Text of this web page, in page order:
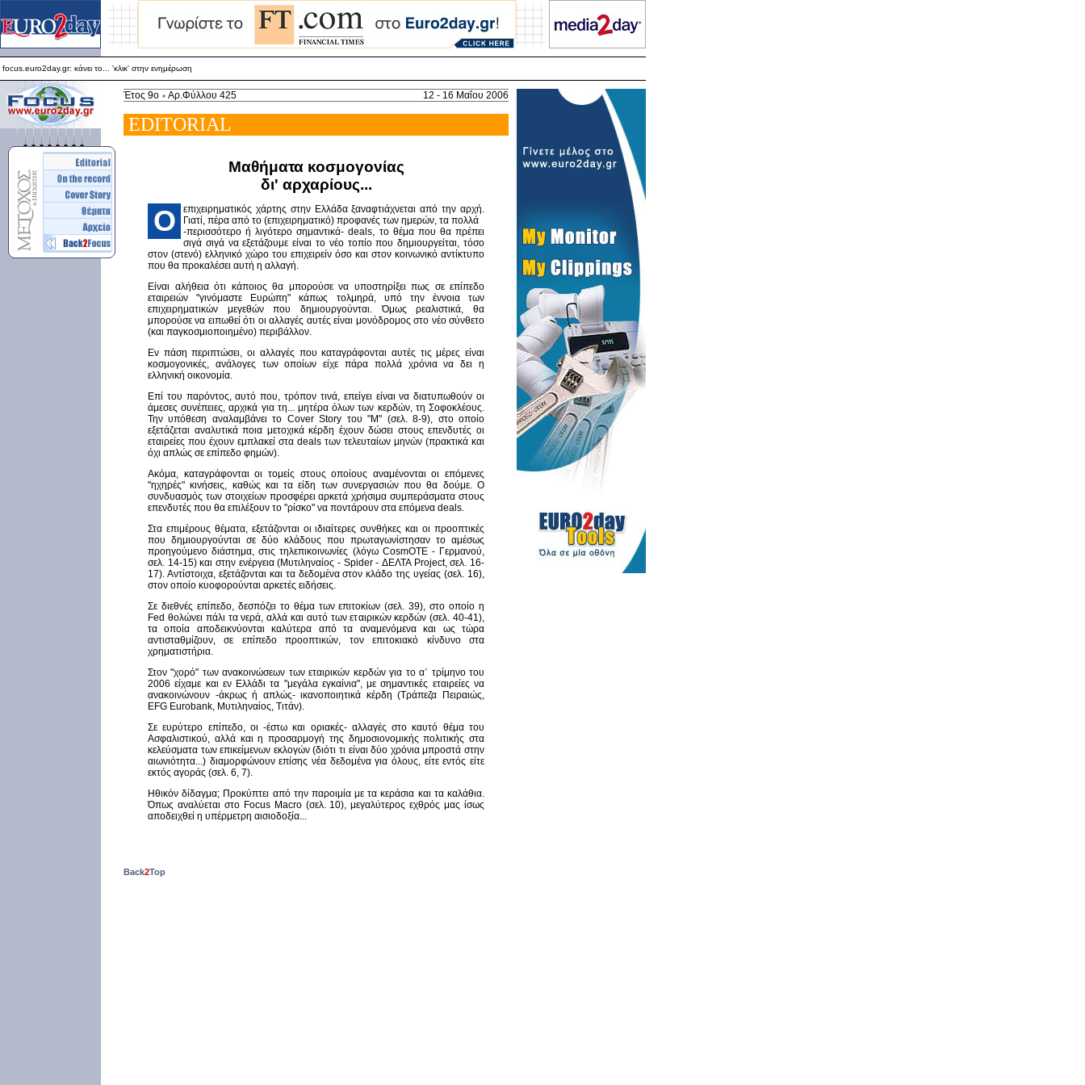
focus.euro2day.gr: κάνει το... 'κλικ' στην ενημέρωση
Για καλύτερη απεικόνιση προτείνεται ο Internet Explorer 5.5+
focus.euro2day.gr: κάνει το... 'κλικ' στην ενημέρωση
Έτος 9ο Αρ.Φύλλου 425 12 - 16 Μαΐου 2006
EDITORIAL
Mαθήματα κοσμογονίας
δι' αρχαρίους...
O
επιχειρηματικός χάρτης στην Ελλάδα ξαναφτιάχνεται από την αρχή.
Γιατί, πέρα από το (επιχειρηματικό) προφανές των ημερών, τα πολλά
-περισσότερο ή λιγότερο σημαντικά- deals, το θέμα που θα πρέπει
σιγά σιγά να εξετάζουμε είναι το νέο τοπίο που δημιουργείται, τόσο
στον (στενό) ελληνικό χώρο του επιχειρείν όσο και στον κοινωνικό αντίκτυπο
που θα προκαλέσει αυτή η αλλαγή.
Είναι αλήθεια ότι κάποιος θα μπορούσε να υποστηρίξει πως σε επίπεδο
εταιρειών "γινόμαστε Ευρώπη" κάπως τολμηρά, υπό την έννοια των
επιχειρηματικών μεγεθών που δημιουργούνται. Όμως ρεαλιστικά, θα
μπορούσε να ειπωθεί ότι οι αλλαγές αυτές είναι μονόδρομος στο νέο σύνθετο
(και παγκοσμιοποιημένο) περιβάλλον.
Εν πάση περιπτώσει, οι αλλαγές που καταγράφονται αυτές τις μέρες είναι
κοσμογονικές, ανάλογες των οποίων είχε πάρα πολλά χρόνια να δει η
ελληνική οικονομία.
Επί του παρόντος, αυτό που, τρόπον τινά, επείγει είναι να διατυπωθούν οι
άμεσες συνέπειες, αρχικά για τη... μητέρα όλων των κερδών, τη Σοφοκλέους.
Την υπόθεση αναλαμβάνει το Cover Story του "Μ" (σελ. 8-9), στο οποίο
εξετάζεται αναλυτικά ποια μετοχικά κέρδη έχουν δώσει στους επενδυτές οι
εταιρείες που έχουν εμπλακεί στα deals των τελευταίων μηνών (πρακτικά και
όχι απλώς σε επίπεδο φημών).
Ακόμα, καταγράφονται οι τομείς στους οποίους αναμένονται οι επόμενες
"ηχηρές" κινήσεις, καθώς και τα είδη των συνεργασιών που θα δούμε. Ο
συνδυασμός των στοιχείων προσφέρει αρκετά χρήσιμα συμπεράσματα στους
επενδυτές που θα επιλέξουν το "ρίσκο" να ποντάρουν στα επόμενα deals.
Στα επιμέρους θέματα, εξετάζονται οι ιδιαίτερες συνθήκες και οι προοπτικές
που δημιουργούνται σε δύο κλάδους που πρωταγωνίστησαν το αμέσως
προηγούμενο διάστημα, στις τηλεπικοινωνίες (λόγω CosmOTE - Γερμανού,
σελ. 14-15) και στην ενέργεια (Μυτιληναίος - Spider - ΔΕΛΤΑ Project, σελ. 16-
17). Αντίστοιχα, εξετάζονται και τα δεδομένα στον κλάδο της υγείας (σελ. 16),
στον οποίο κυοφορούνται αρκετές ειδήσεις.
Σε διεθνές επίπεδο, δεσπόζει το θέμα των επιτοκίων (σελ. 39), στο οποίο η
Fed θολώνει πάλι τα νερά, αλλά και αυτό των εταιρικών κερδών (σελ. 40-41),
τα οποία αποδεικνύονται καλύτερα από τα αναμενόμενα και ως τώρα
αντισταθμίζουν, σε επίπεδο προοπτικών, τον επιτοκιακό κίνδυνο στα
χρηματιστήρια.
Στον "χορό" των ανακοινώσεων των εταιρικών κερδών για το α΄ τρίμηνο του
2006 είχαμε και εν Ελλάδι τα "μεγάλα εγκαίνια", με σημαντικές εταιρείες να
ανακοινώνουν -άκρως ή απλώς- ικανοποιητικά κέρδη (Τράπεζα Πειραιώς,
EFG Eurobank, Μυτιληναίος, Τιτάν).
Σε ευρύτερο επίπεδο, οι -έστω και οριακές- αλλαγές στο καυτό θέμα του
Ασφαλιστικού, αλλά και η προσαρμογή της δημοσιονομικής πολιτικής στα
κελεύσματα των επικείμενων εκλογών (διότι τι είναι δύο χρόνια μπροστά στην
αιωνιότητα...) διαμορφώνουν επίσης νέα δεδομένα για όλους, είτε εντός είτε
εκτός αγοράς (σελ. 6, 7).
Ηθικόν δίδαγμα; Προκύπτει από την παροιμία με τα κεράσια και τα καλάθια.
Όπως αναλύεται στο Focus Macro (σελ. 10), μεγαλύτερος εχθρός μας ίσως
αποδειχθεί η υπέρμετρη αισιοδοξία...
Back2Top